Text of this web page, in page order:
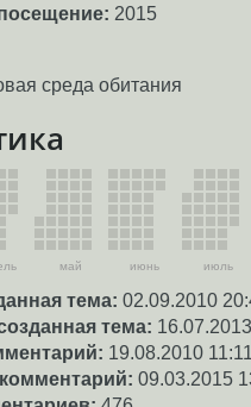
2015
среда обитания
май июнь июль
тема: 02.09.2010
тема:
19.08.2010
09.03.2015